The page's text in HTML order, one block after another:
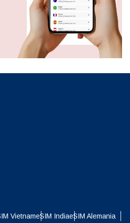
VietnameSIM IndiaeSIM Alemania